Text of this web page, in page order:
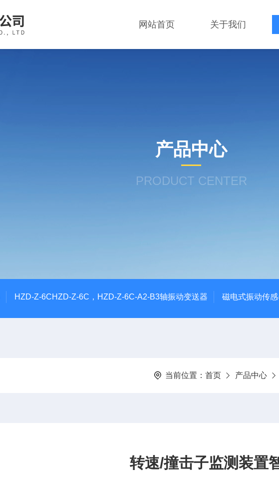
网站首页 关于我们
产品中心
PRODUCT CENTER
HZD-Z-6CHZD-Z-6C，HZD-Z-6C-A2-B3轴振动变送器 磁电式振动传
当前位置： 首页 产品中心
转速/撞击子监测装置